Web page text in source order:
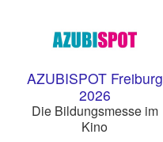
AZUBISPOT Freiburg
2026
Die Bildungsmesse im
Kino